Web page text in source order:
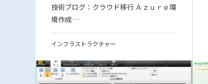
技術ブログ：クラウド移行 Ａｚｕｒｅ環
境作成…
インフラストラクチャー